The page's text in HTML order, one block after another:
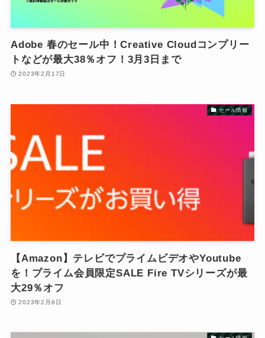
Adobe 春のセール中！Creative Cloudコンプリー
トなどが最大38％オフ！3月3日まで
2023年2月17日
セール情報
【Amazon】テレビでプライムビデオやYoutube
を！プライム会員限定SALE Fire TVシリーズが最
大29％オフ
2023年2月6日